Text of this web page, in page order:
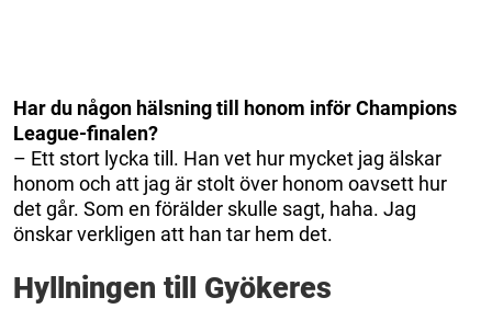
Har du någon hälsning till honom inför Champions
League-finalen?
– Ett stort lycka till. Han vet hur mycket jag älskar
honom och att jag är stolt över honom oavsett hur
det går. Som en förälder skulle sagt, haha. Jag
önskar verkligen att han tar hem det.
Hyllningen till Gyökeres